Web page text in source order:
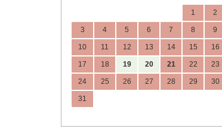
1 2
3 4 5 6 7 8 9
10 11 12 13 14 15 16
17 18 19 20 21 22 23
24 25 26 27 28 29 30
31